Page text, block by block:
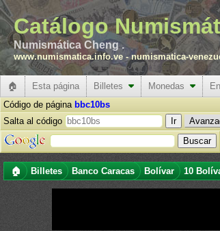
Catálogo
Numismática Cheng .
www.numismatica.info.ve -numismatica-
🏠 Esta página Billetes Monedas
Código de página bbc10bs
Salta al código
🏠 Billetes Banco Caracas Bolívar 10